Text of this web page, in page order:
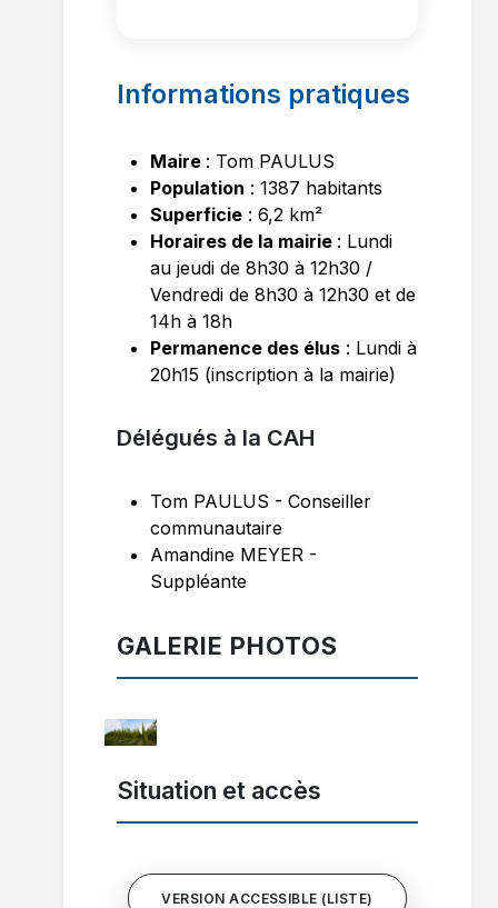
Informations pratiques
Maire : Tom PAULUS
Population : 1387 habitants
Superficie : 6,2 km²
Horaires de la mairie : Lundi
au jeudi de 8h30 à 12h30 /
Vendredi de 8h30 à 12h30 et de
14h à 18h
Permanence des élus : Lundi à
20h15 (inscription à la mairie)
Délégués à la CAH
Tom PAULUS - Conseiller
communautaire
Amandine MEYER -
Suppléante
GALERIE PHOTOS
Situation et accès
VERSION ACCESSIBLE (LISTE)